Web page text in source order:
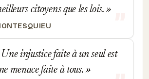
citoyens que les lois.
injustice faite à un seul est
menace faite à tous.